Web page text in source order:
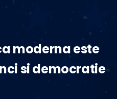
moderna este
si democratie